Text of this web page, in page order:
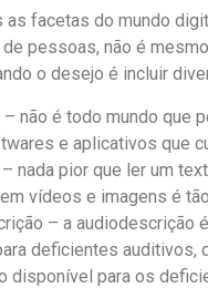
as facetas do mundo
pessoas, não é
o desejo é incluir
não é todo mundo que
e aplicativos que
nada pior que ler um
vídeos e imagens é
– a audiodescrição
deficientes auditivos,
disponível para os